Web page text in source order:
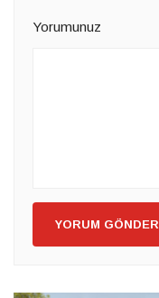
Yorumunuz
YORUM GÖNDER